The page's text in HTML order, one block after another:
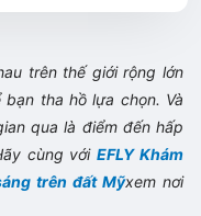
trên thế giới rộng lớn
tha hồ lựa chọn. Và
qua là điểm đến hấp
cùng với EFLY Khám
trên đất Mỹxem nơi